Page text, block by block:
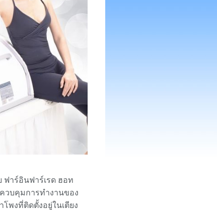
ฟาร์อินฟาร์เรด ฮอท
วบคุมการทำงานของ
พงที่ติดตั้งอยู่ในเตียง